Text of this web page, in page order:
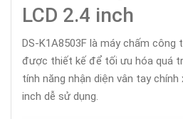
LCD 2.4 inch
DS-K1A8503F là máy chấm công
được thiết kế để tối ưu hóa quá
tính năng nhận diện vân tay chính
inch dễ sử dụng.